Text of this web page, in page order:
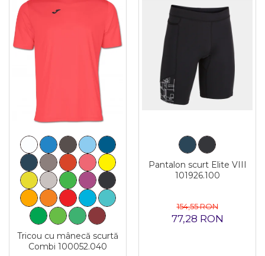
Tricou cu mânecă scurtă
Combi 100052.040
Pantalon scurt Elite VIII
101926.100
154,55 RON
77,28 RON